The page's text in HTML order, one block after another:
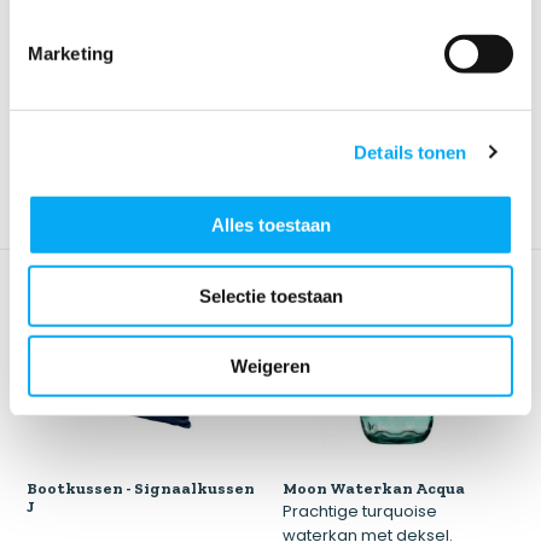
Marketing
Details tonen
Alles toestaan
Selectie toestaan
Weigeren
camouflage
€ 32,95
Tas voor Cobb Premier/Pro
Klik voor voorraad info
€ 32,95
Bootkussen - Signaalkussen
J
Moon Waterkan Acqua
Prachtige turquoise
waterkan met deksel.